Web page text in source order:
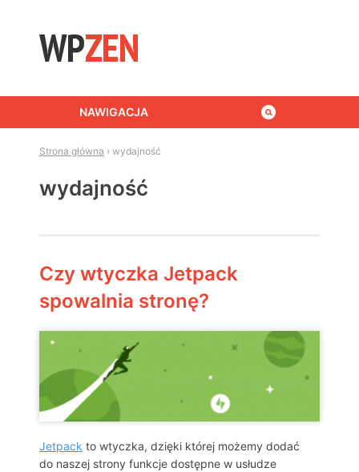
NAWIGACJA
Strona główna › wydajność
wydajność
Czy wtyczka Jetpack
spowalnia stronę?
Jetpack to wtyczka, dzięki której możemy dodać
do naszej strony funkcje dostępne w usłudze